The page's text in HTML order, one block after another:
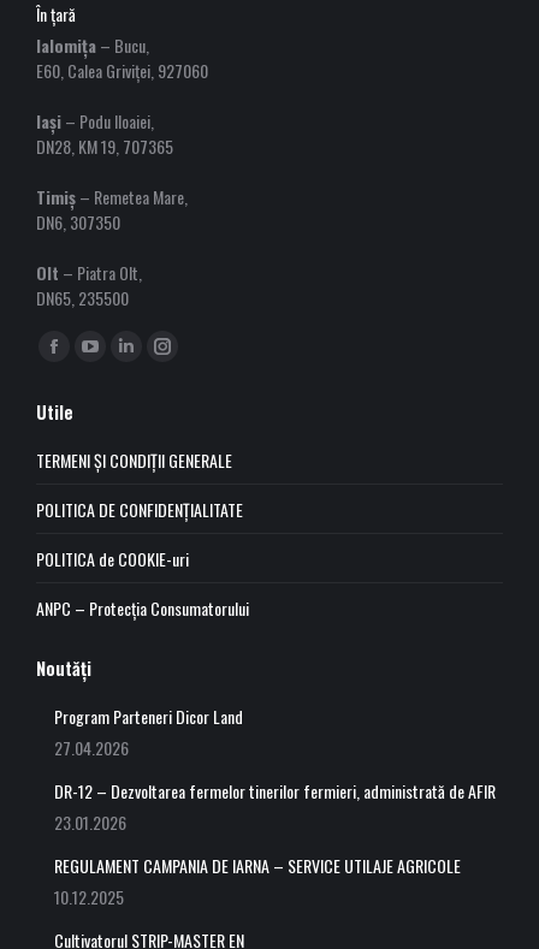
În țară
Ialomița– Bucu,
E60, Calea Griviței, 927060
Iași– Podu Iloaiei,
DN28, KM 19, 707365
Timiș– Remetea Mare,
DN6, 307350
Olt – Piatra Olt,
DN65, 235500
Find us on:
Facebook
opens
in
window
YouTube
in
window
Linkedin
in
window
Instagram
in
window
Utile
TERMENI ȘI CONDIȚII GENERALE
POLITICA DE CONFIDENȚIALITATE
POLITICA de COOKIE-uri
ANPC – Protecția Consumatorului
Noutăți
Program Parteneri Dicor Land
27.04.2026
DR-12 – Dezvoltarea fermelor tinerilor fermieri, administrată de AFIR
23.01.2026
REGULAMENT CAMPANIA DE IARNA – SERVICE UTILAJE AGRICOLE
10.12.2025
Cultivatorul STRIP-MASTER EN